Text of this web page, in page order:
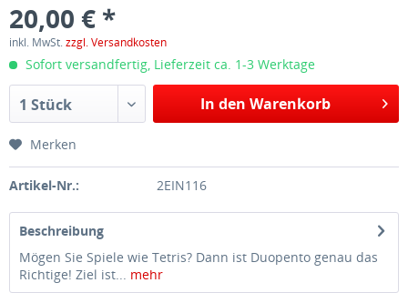
20,00 € *
inkl. MwSt.zzgl. Versandkosten
Sofort versandfertig, Lieferzeit ca. 1-3 Werktage
1 Stück In den Warenkorb
Merken
Artikel-Nr.: 2EIN116
Beschreibung
Mögen Sie Spiele wie Tetris? Dann ist Duopento genau das
Richtige! Ziel ist... mehr